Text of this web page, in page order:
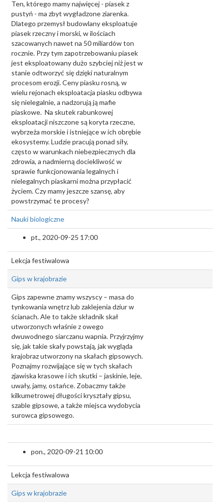
Ten, którego mamy najwięcej - piasek z
pustyń - ma zbyt wygładzone ziarenka.
Dlatego przemysł budowlany eksploatuje
piasek rzeczny i morski, w ilościach
szacowanych nawet na 50 miliardów ton
rocznie. Przy tym zapotrzebowaniu piasek
jest eksploatowany dużo szybciej niż jest w
stanie odtworzyć się dzięki naturalnym
procesom erozji. Ceny piasku rosną, w
wielu rejonach eksploatacja piasku odbywa
się nielegalnie, a nadzorują ją mafie
piaskowe. Na skutek rabunkowej
eksploatacji niszczone są koryta rzeczne,
wybrzeża morskie i istniejące w ich obrębie
ekosystemy. Ludzie pracują ponad siły,
często w warunkach niebezpiecznych dla
zdrowia, a nadmierną dociekliwość w
sprawie funkcjonowania legalnych i
nielegalnych piaskarni można przypłacić
życiem. Czy mamy jeszcze szansę, aby
powstrzymać te procesy?
Nauki biologiczne
pt., 2020-09-25 17:00
Lekcja festiwalowa
Gips w krajobrazie
Gips zapewne znamy wszyscy – masa do
tynkowania wnętrz lub zaklejenia dziur w
ścianach. Ale to także składnik skał
utworzonych właśnie z owego
dwuwodnego siarczanu wapnia. Przyjrzyjmy
się, jak takie skały powstają, jak wygląda
krajobraz utworzony na skałach gipsowych.
Poznajmy rozwijające się w tych skałach
zjawiska krasowe i ich skutki – jaskinie, leje,
uwały, jamy, ostańce. Zobaczmy także
kilkumetrowej długości kryształy gipsu,
szable gipsowe, a także miejsca wydobycia
surowca gipsowego.
pon., 2020-09-21 10:00
Lekcja festiwalowa
Gips w krajobrazie